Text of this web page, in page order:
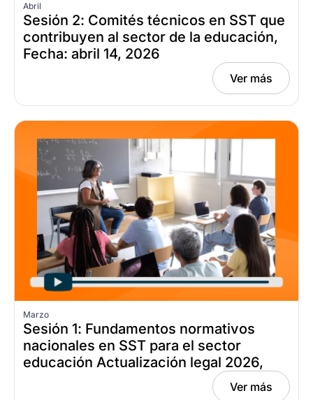
Abril
Sesión 2: Comités técnicos en SST que
contribuyen al sector de la educación,
Fecha: abril 14, 2026
Ver más
Marzo
Sesión 1: Fundamentos normativos
nacionales en SST para el sector
educación Actualización legal 2026,
Ver más